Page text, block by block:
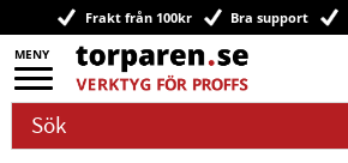
Meny
Frakt från 100kr Bra support